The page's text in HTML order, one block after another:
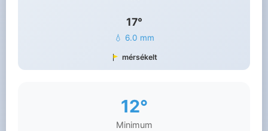
17°
💧 6.0 mm
mérsékelt
12°
Minimum